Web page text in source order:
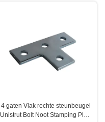
4 gaten Vlak rechte steunbeugel
Unistrut Bolt Noot Stamping Plate